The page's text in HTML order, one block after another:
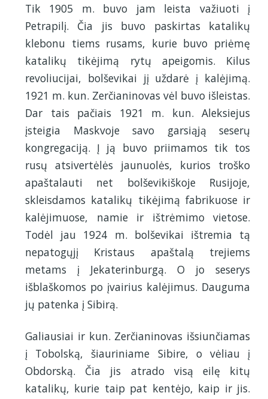
Tik 1905 m. buvo jam leista važiuoti į
Petrapilį. Čia jis buvo paskirtas katalikų
klebonu tiems rusams, kurie buvo priėmę
katalikų tikėjimą rytų apeigomis. Kilus
revoliucijai, bolševikai jį uždarė į kalėjimą.
1921 m. kun. Zerčianinovas vėl buvo išleistas.
Dar tais pačiais 1921 m. kun. Aleksiejus
įsteigia Maskvoje savo garsiąją seserų
kongregaciją. Į ją buvo priimamos tik tos
rusų atsivertėlės jaunuolės, kurios troško
apaštalauti net bolševikiškoje Rusijoje,
skleisdamos katalikų tikėjimą fabrikuose ir
kalėjimuose, namie ir ištrėmimo vietose.
Todėl jau 1924 m. bolševikai ištremia tą
nepatogųjį Kristaus apaštalą trejiems
metams į Jekaterinburgą. O jo seserys
išblaškomos po įvairius kalėjimus. Dauguma
jų patenka į Sibirą.
Galiausiai ir kun. Zerčianinovas išsiunčiamas
į Tobolską, šiauriniame Sibire, o vėliau į
Obdorską. Čia jis atrado visą eilę kitų
katalikų, kurie taip pat kentėjo, kaip ir jis.